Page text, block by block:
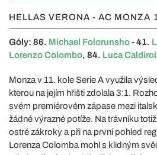
HELLAS VERONA - AC MONZA
Góly: 86. Michael Folorunsho- 41.
Lorenzo Colombo, 84. Luca
Monza v 11. kole Serie A využila
kterou na jejím hřišti zdolala 3:1.
svém premiérovém zápase mezi
žádné výrazné potíže. Na trávníku
ostré zákroky a při na první pohled
Lorenza Colomba mohl s klidným